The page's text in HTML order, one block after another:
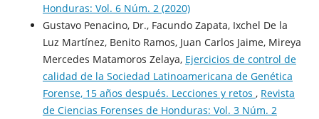
Honduras: Vol. 6 Núm. 2 (2020)
Gustavo Penacino, Dr., Facundo Zapata, Ixchel De la
Luz Martínez, Benito Ramos, Juan Carlos Jaime, Mireya
Mercedes Matamoros Zelaya, Ejercicios de control de
calidad de la Sociedad Latinoamericana de Genética
Forense, 15 años después. Lecciones y retos , Revista
de Ciencias Forenses de Honduras: Vol. 3 Núm. 2